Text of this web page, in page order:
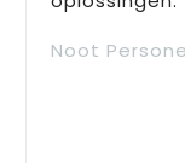
Noot